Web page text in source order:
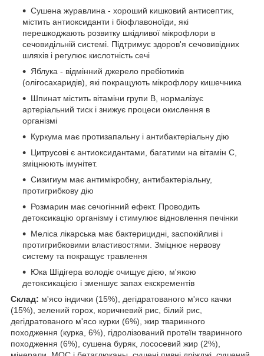
Сушена журавлина - хороший кишковий антисептик,
містить антиоксиданти і біофлавоноїди, які
перешкоджають розвитку шкідливої мікрофлори в
сечовидільній системі. Підтримує здоров'я сечовивідних
шляхів і регулює кислотність сечі
Яблука - відмінний джерело пребіотиків
(олігосахаридів), які покращують мікрофлору кишечника
Шпинат містить вітаміни групи В, нормалізує
артеріальний тиск і знижує процеси окислення в
організмі
Куркума має протизапальну і антибактеріальну дію
Цитрусові є антиоксидантами, багатими на вітамін С,
зміцнюють імунітет.
Сизигиум має антимікробну, антибактеріальну,
протигрибкову дію
Розмарин має сечогінний ефект. Проводить
детоксикацію організму і стимулює відновлення печінки
Меліса лікарська має бактерицидні, заспокійливі і
протигрибковими властивостями. Зміцнює нервову
систему та покращує травлення
Юка Шідігера володіє очищує дією, м'якою
детоксикацією і зменшує запах екскрементів
Склад: м'ясо індички (15%), дегідратованого м'ясо качки
(15%), зелений горох, коричневий рис, білий рис,
дегідратованого м'ясо курки (6%), жир тваринного
походження (курка, 6%), гідролізований протеїн тваринного
походження (6%), сушена буряк, лососевий жир (2%),